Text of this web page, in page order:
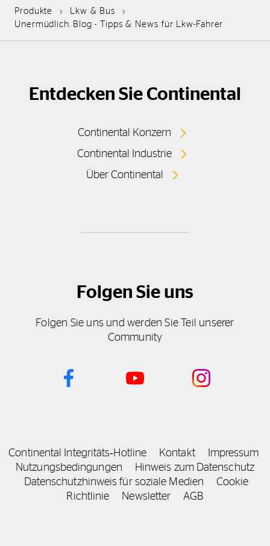
Produkte
Lkw & Bus
Unermüdlich.Blog - Tipps & News für Lkw-Fahrer
Entdecken Sie Continental
Continental Konzern
Continental Industrie
Über Continental
Folgen Sie uns
Folgen Sie uns und werden Sie Teil unserer
Community
Continental Integritäts‑Hotline Kontakt
Impressum
Nutzungsbedingungen
Hinweis zum Datenschutz
Datenschutzhinweis für soziale Medien
Cookie
Richtlinie
Newsletter AGB